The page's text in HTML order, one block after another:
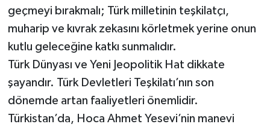
geçmeyi bırakmalı; Türk milletinin teşkilatçı,
muharip ve kıvrak zekasını körletmek yerine onun
kutlu geleceğine katkı sunmalıdır.
Türk Dünyası ve Yeni Jeopolitik Hat dikkate
şayandır. Türk Devletleri Teşkilatı’nın son
dönemde artan faaliyetleri önemlidir.
Türkistan’da, Hoca Ahmet Yesevi’nin manevi